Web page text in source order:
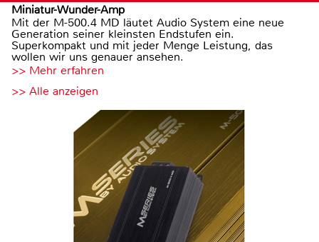
Miniatur-Wunder-Amp
Mit der M-500.4 MD läutet Audio System eine neue
Generation seiner kleinsten Endstufen ein.
Superkompakt und mit jeder Menge Leistung, das
wollen wir uns genauer ansehen.
>> Mehr erfahren
>> Alle anzeigen